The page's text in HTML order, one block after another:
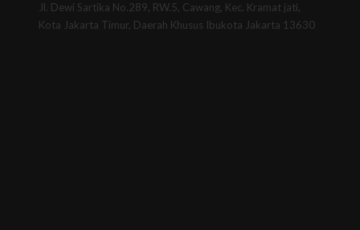
Jl. Dewi Sartika No.289, RW.5, Cawang, Kec. Kramat jati,
Kota Jakarta Timur, Daerah Khusus Ibukota Jakarta 13630